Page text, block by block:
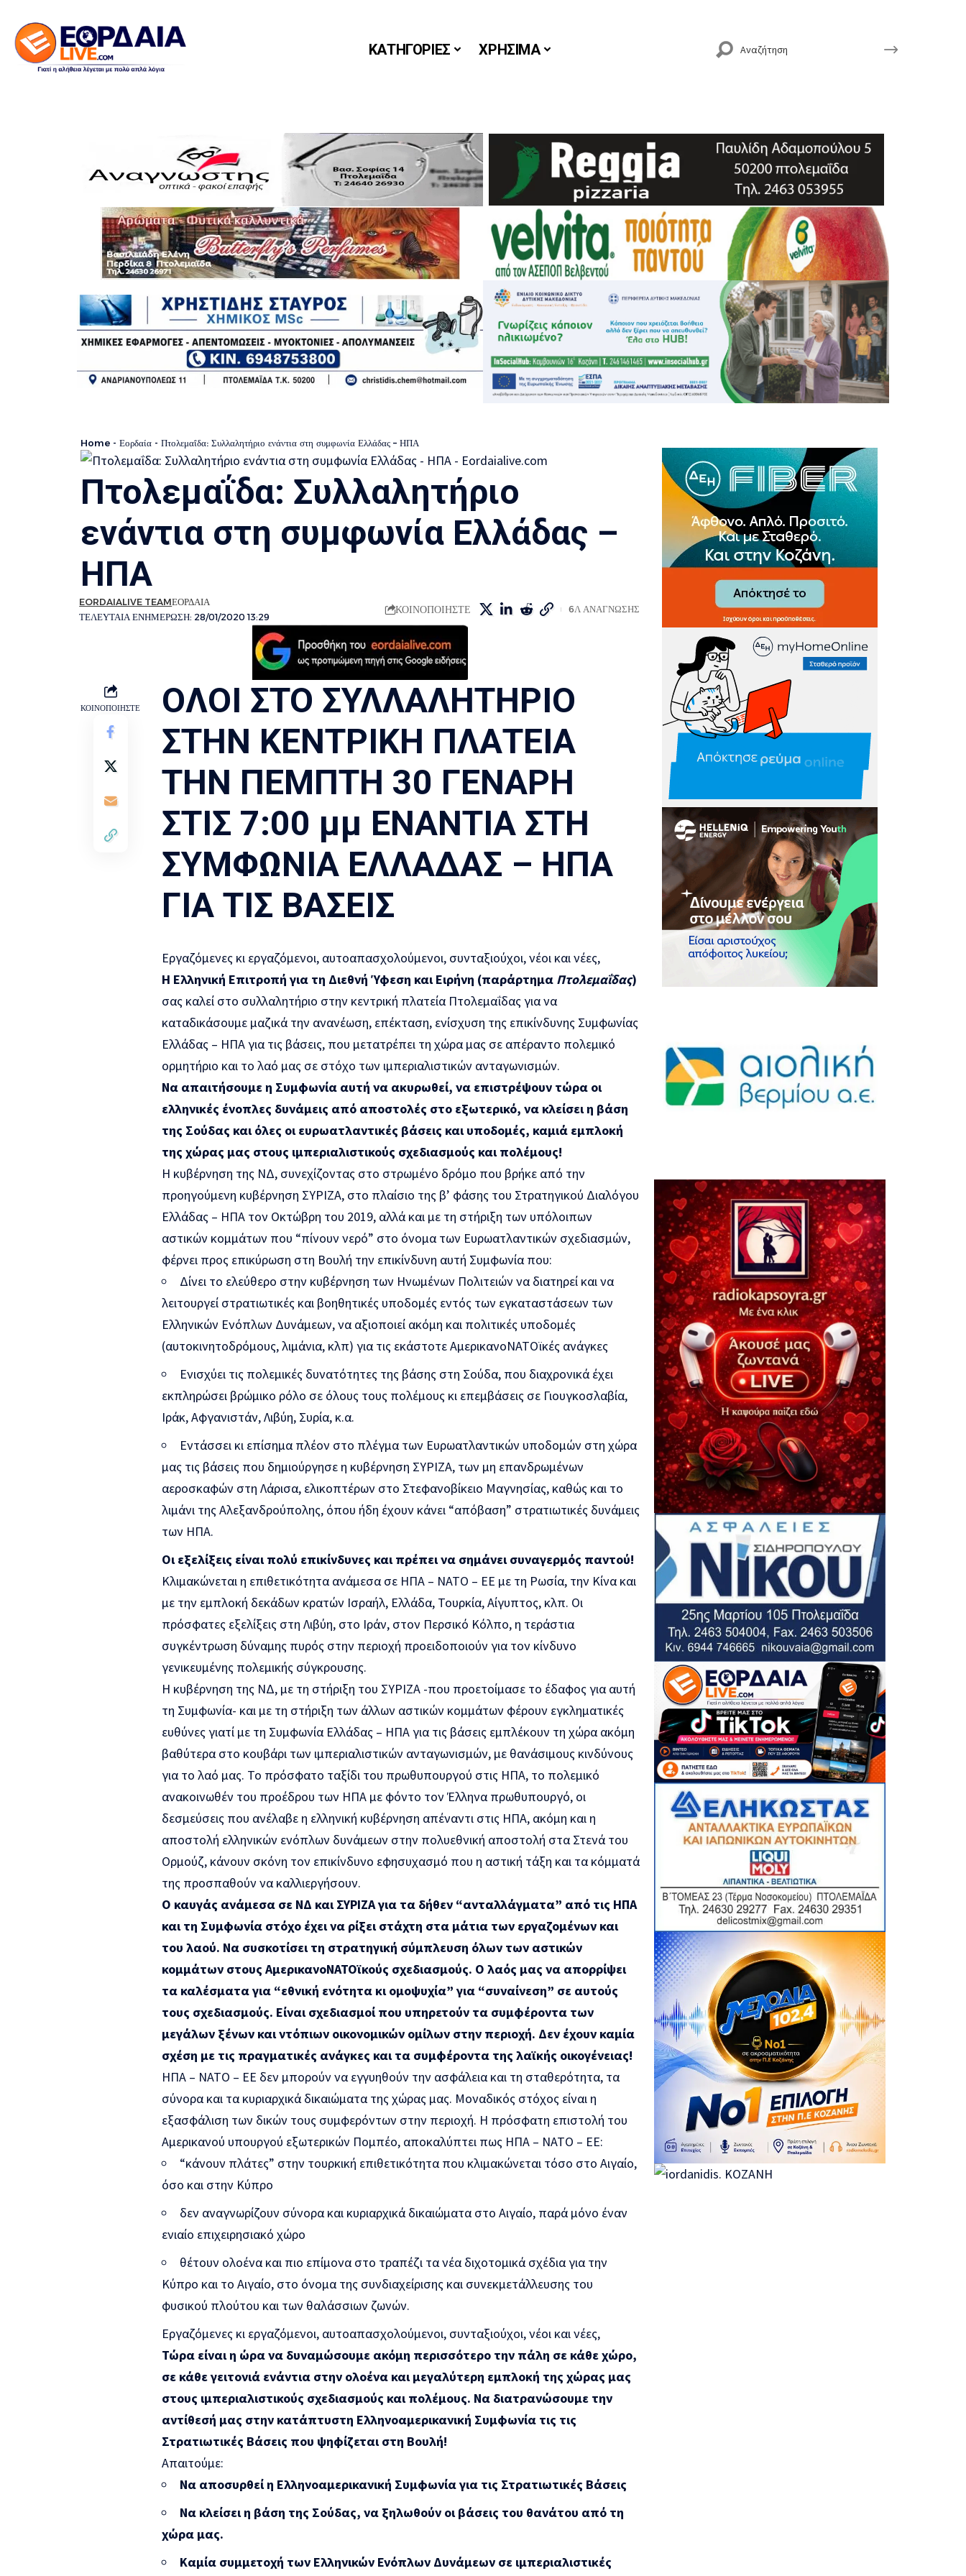
ΚΑΤΗΓΟΡΙΕΣ ΧΡΗΣΙΜΑ
Home - Εορδαία - Πτολεμαΐδα: Συλλαλητήριο ενάντια στη συμφωνία Ελλάδας – ΗΠΑ
Πτολεμαΐδα: Συλλαλητήριο
ενάντια στη συμφωνία Ελλάδας –
ΗΠΑ
ΤΕΛΕΥΤΑΙΑ ΕΝΗΜΕΡΩΣΗ: 28/01/2020 13:29
EORDAIALIVE TEAMΕΟΡΔΑΙΑ
ΚΟΙΝΟΠΟΙΗΣΤΕ 6Λ ΑΝΑΓΝΩΣΗΣ
ΚΟΙΝΟΠΟΙΗΣΤΕ
ΟΛΟΙ ΣΤΟ ΣΥΛΛΑΛΗΤΗΡΙΟ
ΣΤΗΝ ΚΕΝΤΡΙΚΗ ΠΛΑΤΕΙΑ
ΤΗΝ ΠΕΜΠΤΗ 30 ΓΕΝΑΡΗ
ΣΤΙΣ 7:00 μμ ΕΝΑΝΤΙΑ ΣΤΗ
ΣΥΜΦΩΝΙΑ ΕΛΛΑΔΑΣ – ΗΠΑ
ΓΙΑ ΤΙΣ ΒΑΣΕΙΣ
Εργαζόμενες κι εργαζόμενοι, αυτοαπασχολούμενοι, συνταξιούχοι, νέοι και νέες,
Η Ελληνική Επιτροπή για τη Διεθνή Ύφεση και Ειρήνη (παράρτημα Πτολεμαΐδας)
σας καλεί στο συλλαλητήριο στην κεντρική πλατεία Πτολεμαΐδας για να
καταδικάσουμε μαζικά την ανανέωση, επέκταση, ενίσχυση της επικίνδυνης Συμφωνίας
Ελλάδας – ΗΠΑ για τις βάσεις, που μετατρέπει τη χώρα μας σε απέραντο πολεμικό
ορμητήριο και το λαό μας σε στόχο των ιμπεριαλιστικών ανταγωνισμών.
Να απαιτήσουμε η Συμφωνία αυτή να ακυρωθεί, να επιστρέψουν τώρα οι
ελληνικές ένοπλες δυνάμεις από αποστολές στο εξωτερικό, να κλείσει η βάση
της Σούδας και όλες οι ευρωατλαντικές βάσεις και υποδομές, καμιά εμπλοκή
της χώρας μας στους ιμπεριαλιστικούς σχεδιασμούς και πολέμους!
Η κυβέρνηση της ΝΔ, συνεχίζοντας στο στρωμένο δρόμο που βρήκε από την
προηγούμενη κυβέρνηση ΣΥΡΙΖΑ, στο πλαίσιο της β’ φάσης του Στρατηγικού Διαλόγου
Ελλάδας – ΗΠΑ τον Οκτώβρη του 2019, αλλά και με τη στήριξη των υπόλοιπων
αστικών κομμάτων που “πίνουν νερό” στο όνομα των Ευρωατλαντικών σχεδιασμών,
φέρνει προς επικύρωση στη Βουλή την επικίνδυνη αυτή Συμφωνία που:
Δίνει το ελεύθερο στην κυβέρνηση των Ηνωμένων Πολιτειών να διατηρεί και να
λειτουργεί στρατιωτικές και βοηθητικές υποδομές εντός των εγκαταστάσεων των
Ελληνικών Ενόπλων Δυνάμεων, να αξιοποιεί ακόμη και πολιτικές υποδομές
(αυτοκινητοδρόμους, λιμάνια, κλπ) για τις εκάστοτε ΑμερικανοΝΑΤΟϊκές ανάγκες
Ενισχύει τις πολεμικές δυνατότητες της βάσης στη Σούδα, που διαχρονικά έχει
εκπληρώσει βρώμικο ρόλο σε όλους τους πολέμους κι επεμβάσεις σε Γιουγκοσλαβία,
Ιράκ, Αφγανιστάν, Λιβύη, Συρία, κ.α.
Εντάσσει κι επίσημα πλέον στο πλέγμα των Ευρωατλαντικών υποδομών στη χώρα
μας τις βάσεις που δημιούργησε η κυβέρνηση ΣΥΡΙΖΑ, των μη επανδρωμένων
αεροσκαφών στη Λάρισα, ελικοπτέρων στο Στεφανοβίκειο Μαγνησίας, καθώς και το
λιμάνι της Αλεξανδρούπολης, όπου ήδη έχουν κάνει “απόβαση” στρατιωτικές δυνάμεις
των ΗΠΑ.
Οι εξελίξεις είναι πολύ επικίνδυνες και πρέπει να σημάνει συναγερμός παντού!
Κλιμακώνεται η επιθετικότητα ανάμεσα σε ΗΠΑ – ΝΑΤΟ – ΕΕ με τη Ρωσία, την Κίνα και
με την εμπλοκή δεκάδων κρατών Ισραήλ, Ελλάδα, Τουρκία, Αίγυπτος, κλπ. Οι
πρόσφατες εξελίξεις στη Λιβύη, στο Ιράν, στον Περσικό Κόλπο, η τεράστια
συγκέντρωση δύναμης πυρός στην περιοχή προειδοποιούν για τον κίνδυνο
γενικευμένης πολεμικής σύγκρουσης.
Η κυβέρνηση της ΝΔ, με τη στήριξη του ΣΥΡΙΖΑ -που προετοίμασε το έδαφος για αυτή
τη Συμφωνία- και με τη στήριξη των άλλων αστικών κομμάτων φέρουν εγκληματικές
ευθύνες γιατί με τη Συμφωνία Ελλάδας – ΗΠΑ για τις βάσεις εμπλέκουν τη χώρα ακόμη
βαθύτερα στο κουβάρι των ιμπεριαλιστικών ανταγωνισμών, με θανάσιμους κινδύνους
για το λαό μας. Το πρόσφατο ταξίδι του πρωθυπουργού στις ΗΠΑ, το πολεμικό
ανακοινωθέν του προέδρου των ΗΠΑ με φόντο τον Έλληνα πρωθυπουργό, οι
δεσμεύσεις που ανέλαβε η ελληνική κυβέρνηση απέναντι στις ΗΠΑ, ακόμη και η
αποστολή ελληνικών ενόπλων δυνάμεων στην πολυεθνική αποστολή στα Στενά του
Ορμούζ, κάνουν σκόνη τον επικίνδυνο εφησυχασμό που η αστική τάξη και τα κόμματά
της προσπαθούν να καλλιεργήσουν.
Ο καυγάς ανάμεσα σε ΝΔ και ΣΥΡΙΖΑ για τα δήθεν “ανταλλάγματα” από τις ΗΠΑ
και τη Συμφωνία στόχο έχει να ρίξει στάχτη στα μάτια των εργαζομένων και
του λαού. Να συσκοτίσει τη στρατηγική σύμπλευση όλων των αστικών
κομμάτων στους ΑμερικανοΝΑΤΟϊκούς σχεδιασμούς. Ο λαός μας να απορρίψει
τα καλέσματα για “εθνική ενότητα κι ομοψυχία” για “συναίνεση” σε αυτούς
τους σχεδιασμούς. Είναι σχεδιασμοί που υπηρετούν τα συμφέροντα των
μεγάλων ξένων και ντόπιων οικονομικών ομίλων στην περιοχή. Δεν έχουν καμία
σχέση με τις πραγματικές ανάγκες και τα συμφέροντα της λαϊκής οικογένειας!
ΗΠΑ – ΝΑΤΟ – ΕΕ δεν μπορούν να εγγυηθούν την ασφάλεια και τη σταθερότητα, τα
σύνορα και τα κυριαρχικά δικαιώματα της χώρας μας. Μοναδικός στόχος είναι η
εξασφάλιση των δικών τους συμφερόντων στην περιοχή. Η πρόσφατη επιστολή του
Αμερικανού υπουργού εξωτερικών Πομπέο, αποκαλύπτει πως ΗΠΑ – ΝΑΤΟ – ΕΕ:
“κάνουν πλάτες” στην τουρκική επιθετικότητα που κλιμακώνεται τόσο στο Αιγαίο,
όσο και στην Κύπρο
δεν αναγνωρίζουν σύνορα και κυριαρχικά δικαιώματα στο Αιγαίο, παρά μόνο έναν
ενιαίο επιχειρησιακό χώρο
θέτουν ολοένα και πιο επίμονα στο τραπέζι τα νέα διχοτομικά σχέδια για την
Κύπρο και το Αιγαίο, στο όνομα της συνδιαχείρισης και συνεκμετάλλευσης του
φυσικού πλούτου και των θαλάσσιων ζωνών.
Εργαζόμενες κι εργαζόμενοι, αυτοαπασχολούμενοι, συνταξιούχοι, νέοι και νέες,
Τώρα είναι η ώρα να δυναμώσουμε ακόμη περισσότερο την πάλη σε κάθε χώρο,
σε κάθε γειτονιά ενάντια στην ολοένα και μεγαλύτερη εμπλοκή της χώρας μας
στους ιμπεριαλιστικούς σχεδιασμούς και πολέμους. Να διατρανώσουμε την
αντίθεσή μας στην κατάπτυστη Ελληνοαμερικανική Συμφωνία τις τις
Στρατιωτικές Βάσεις που ψηφίζεται στη Βουλή!
Απαιτούμε:
Να αποσυρθεί η Ελληνοαμερικανική Συμφωνία για τις Στρατιωτικές Βάσεις
Να κλείσει η βάση της Σούδας, να ξηλωθούν οι βάσεις του θανάτου από τη
χώρα μας.
Καμία συμμετοχή των Ελληνικών Ενόπλων Δυνάμεων σε ιμπεριαλιστικές